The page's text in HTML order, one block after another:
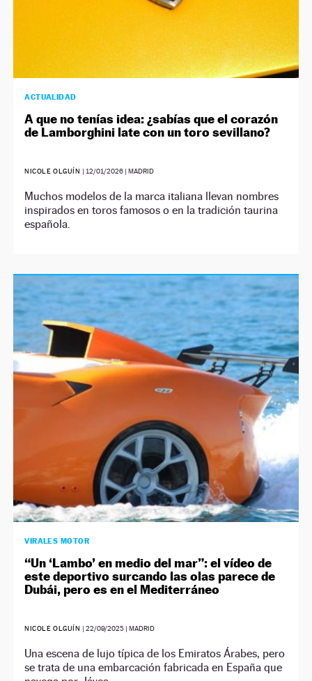
ACTUALIDAD
A que no tenías idea: ¿sabías que el corazón
de Lamborghini late con un toro sevillano?
NICOLE OLGUÍN | 12/01/2026| MADRID
Muchos modelos de la marca italiana llevan nombres
inspirados en toros famosos o en la tradición taurina
española.
VIRALES MOTOR
“Un ‘Lambo’ en medio del mar”: el vídeo de
este deportivo surcando las olas parece de
Dubái, pero es en el Mediterráneo
NICOLE OLGUÍN | 22/09/2025| MADRID
Una escena de lujo típica de los Emiratos Árabes, pero
se trata de una embarcación fabricada en España que